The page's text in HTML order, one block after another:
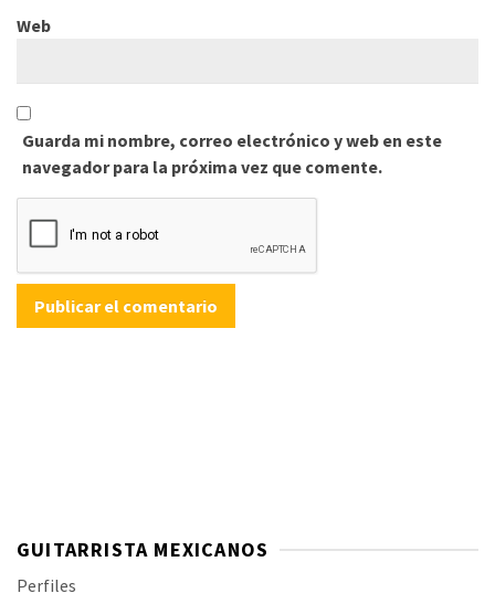
Web
Guarda mi nombre, correo electrónico y web en este
navegador para la próxima vez que comente.
GUITARRISTA MEXICANOS
Perfiles